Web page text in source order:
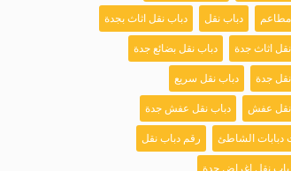
مطاعم دباب نقل دباب نقل اثاث بجدة
اثاث جدة دباب نقل بضائع جدة
جدة دباب نقل سريع
نقل عفش دباب نقل عفش جدة
دبابات الشاطئ رقم دباب نقل
نقل اغراض جدة